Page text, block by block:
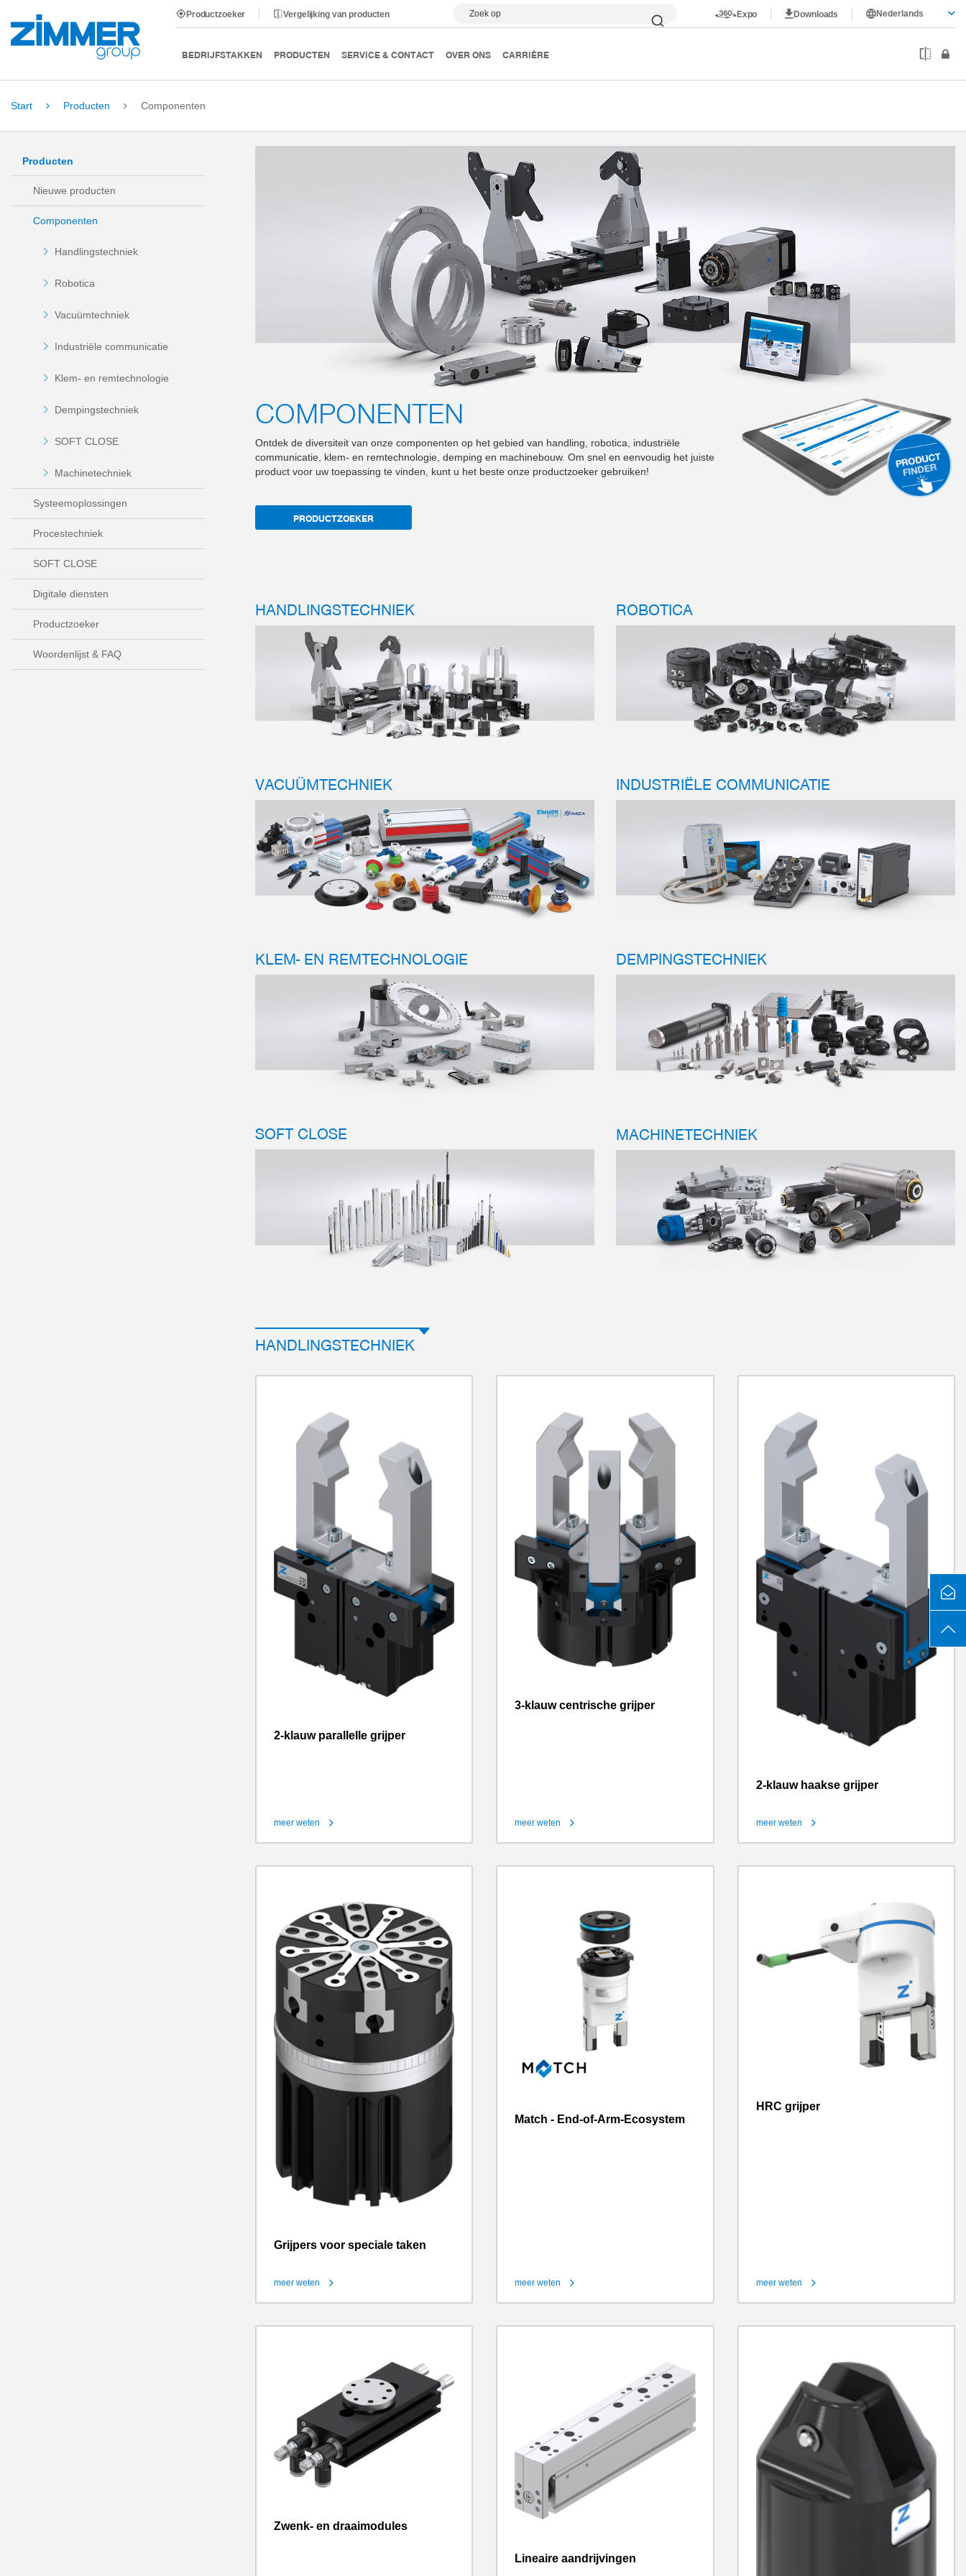
Productzoeker Vergelijking van producten Zoek op Expo Downloads Nederlands
BEDRIJFSTAKKEN PRODUCTEN SERVICE & CONTACT OVER ONS CARRIÈRE
Start Producten Componenten
Producten
Nieuwe producten
Componenten
Handlingstechniek
Robotica
Vacuümtechniek
Industriële communicatie
Klem- en remtechnologie
Dempingstechniek
SOFT CLOSE
Machinetechniek
Systeemoplossingen
Procestechniek
SOFT CLOSE
Digitale diensten
Productzoeker
Woordenlijst & FAQ
COMPONENTEN
Ontdek de diversiteit van onze componenten op het gebied van handling, robotica, industriële
communicatie, klem- en remtechnologie, demping en machinebouw. Om snel en eenvoudig het juiste
product voor uw toepassing te vinden, kunt u het beste onze productzoeker gebruiken!
PRODUCTZOEKER
HANDLINGSTECHNIEK
VACUÜMTECHNIEK
KLEM- EN REMTECHNOLOGIE
SOFT CLOSE
ROBOTICA
INDUSTRIËLE COMMUNICATIE
DEMPINGSTECHNIEK
MACHINETECHNIEK
HANDLINGSTECHNIEK
2-klauw parallelle grijper
meer weten
3-klauw centrische grijper
meer weten
2-klauw haakse grijper
meer weten
Grijpers voor speciale taken
meer weten
Match - End-of-Arm-Ecosystem
meer weten
HRC grijper
meer weten
Zwenk- en draaimodules
Lineaire aandrijvingen